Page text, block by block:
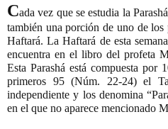
Cada vez que se estudia la
también una porción de uno de
Haftará. La Haftará de esta
encuentra en el libro del profeta
Esta Parashá está compuesta por
primeros 95 (Núm. 22-24) el
independiente y los denomina
en el que no aparece mencionado